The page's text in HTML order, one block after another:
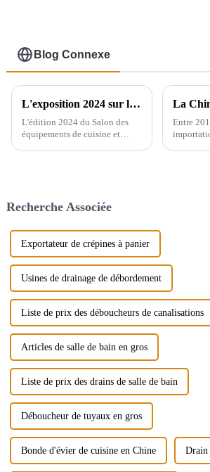
Blog Connexe
L'exposition 2024 sur les équipements de cuisine et sanitaires de Yiwu se tiendra du 28 au 30 de ce mois au centre d'exposition international de Yiwu.
L'édition 2024 du Salon des
équipements de cuisine et
marques…
Entre
Recherche Associée
Exportateur de crépines à panier
Usines de drainage de débordement
Liste de prix des déboucheurs de canalisations
Articles de salle de bain en gros
Liste de prix des drains de salle de bain
Déboucheur de tuyaux en gros
Bonde d'évier de cuisine en Chine Drain